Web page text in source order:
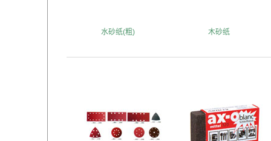
水砂纸(粗) 木砂纸